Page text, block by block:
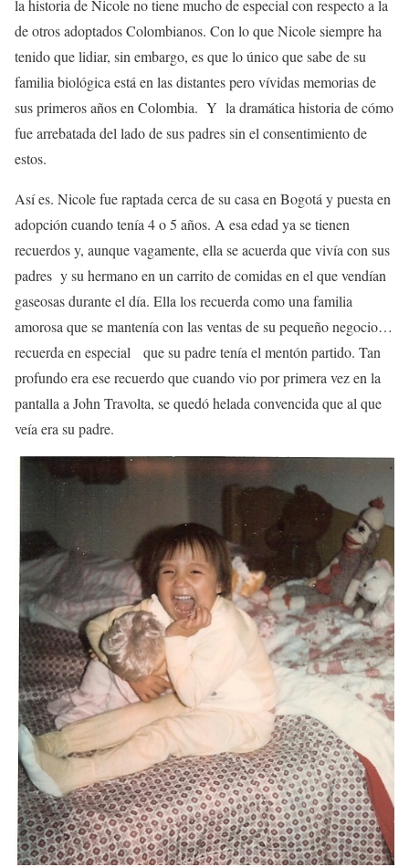
la historia de Nicole no tiene mucho de especial con respecto a la
de otros adoptados Colombianos. Con lo que Nicole siempre ha
tenido que lidiar, sin embargo, es que lo único que sabe de su
familia biológica está en las distantes pero vívidas memorias de
sus primeros años en Colombia. Y la dramática historia de cómo
fue arrebatada del lado de sus padres sin el consentimiento de
estos.
Así es. Nicole fue raptada cerca de su casa en Bogotá y puesta en
adopción cuando tenía 4 o 5 años. A esa edad ya se tienen
recuerdos y, aunque vagamente, ella se acuerda que vivía con sus
padres y su hermano en un carrito de comidas en el que vendían
gaseosas durante el día. Ella los recuerda como una familia
amorosa que se mantenía con las ventas de su pequeño negocio…
recuerda en especial que su padre tenía el mentón partido. Tan
profundo era ese recuerdo que cuando vio por primera vez en la
pantalla a John Travolta, se quedó helada convencida que al que
veía era su padre.